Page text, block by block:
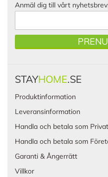
Anmäl dig till vårt
STAYHOME.SE
Produktinformation
Leveransinformation
Handla och betala som
Handla och betala som
Garanti & Ångerrätt
Villkor